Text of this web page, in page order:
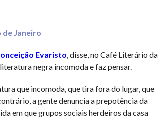
de Janeiro
Evaristo , disse, no Café Literário da
negra incomoda e faz pensar.
que incomoda, que tira fora do lugar, que
a gente denuncia a prepotência da
em que grupos sociais herdeiros da casa